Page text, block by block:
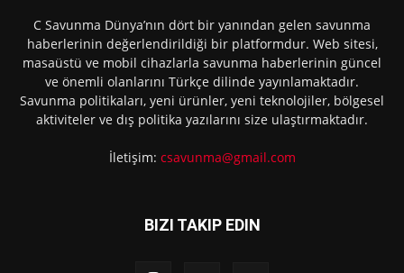
C Savunma Dünya’nın dört bir yanından gelen savunma
haberlerinin değerlendirildiği bir platformdur. Web sitesi,
masaüstü ve mobil cihazlarla savunma haberlerinin güncel
ve önemli olanlarını Türkçe dilinde yayınlamaktadır.
Savunma politikaları, yeni ürünler, yeni teknolojiler, bölgesel
aktiviteler ve dış politika yazılarını size ulaştırmaktadır.
İletişim: csavunma@gmail.com
BIZI TAKIP EDIN